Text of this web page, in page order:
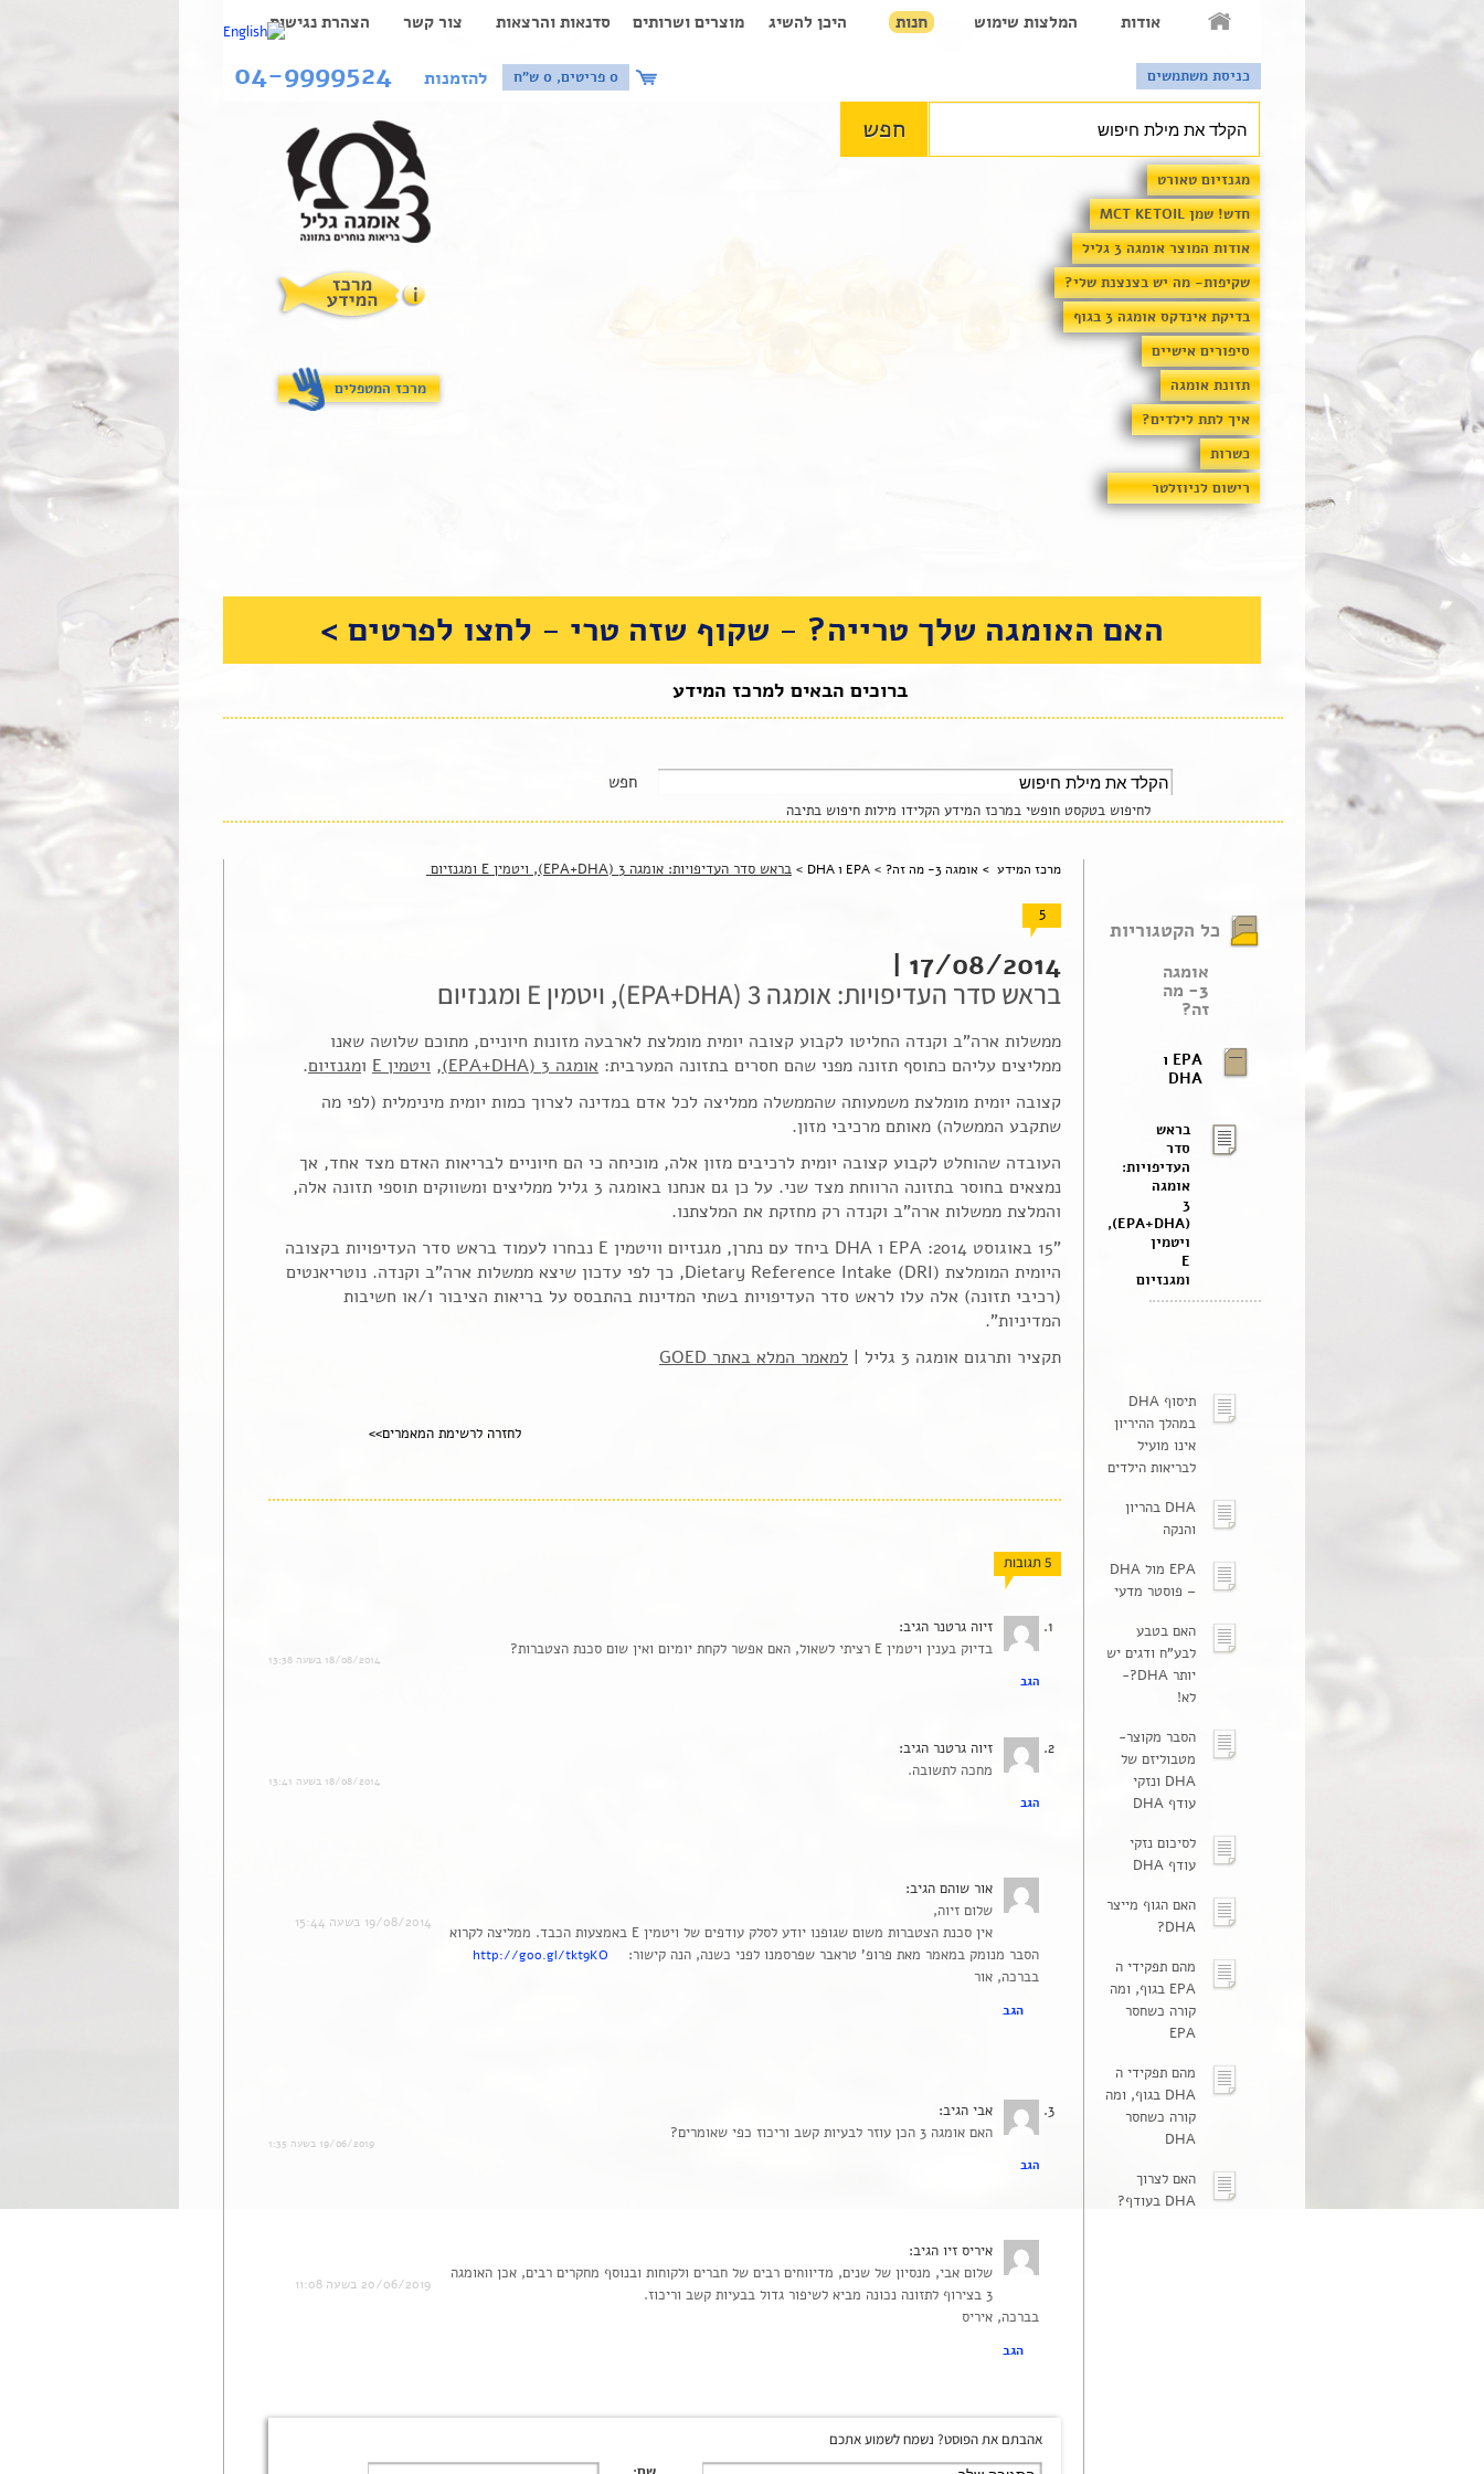
אודות המלצות שימוש חנות היכן להשיג מוצרים ושרותים סדנאות והרצאות צור קשר הצהרת נגישות
כניסת משתמשים 0 פריטים, 0 ש"ח להזמנות 04-9999524
מגנזיום טאורט
חדש! שמן MCT KETOIL
אודות המוצר אומגה 3 גליל
שקיפות- מה יש בצנצנת שלי?
בדיקת אינדקס אומגה 3 בגוף
סיפורים אישיים
תזונת אומגה
איך לתת לילדים?
כשרות
רישום לניוזלטר
מרכז המטפלים
האם האומגה שלך טרייה? - שקוף שזה טרי - לחצו לפרטים >
ברוכים הבאים למרכז המידע
לחיפוש בטקסט חופשי במרכז המידע הקלידו מילות חיפוש בתיבה
כל הקטגוריות
אומגה
3- מה
זה?
EPA ו
DHA
בראש
סדר
העדיפויות:
אומגה
3
(EPA+DHA),
ויטמין
E
ומגנזיום
תיסוף DHA
במהלך ההיריון
אינו מועיל
לבריאות הילדים
DHA בהריון
והנקה
EPA מול DHA
– פוסטר מדעי
האם בטבע
לבע"ח ודגים יש
יותר DHA?-
לא!
הסבר מקוצר-
מטבוליזם של
DHA ונזקי
עודף DHA
לסיכום נזקי
עודף DHA
האם הגוף מייצר
DHA?
מהם תפקידי ה
EPA בגוף, ומה
קורה כשחסר
EPA
מהם תפקידי ה
DHA בגוף, ומה
קורה כשחסר
DHA
האם לצרוך
DHA בעודף?
מרכז המידע > אומגה 3- מה זה? > EPA ו DHA > בראש סדר העדיפויות: אומגה 3 (EPA+DHA), ויטמין E ומגנזיום
5
17/08/2014 |
בראש סדר העדיפויות: אומגה 3 (EPA+DHA), ויטמין E ומגנזיום
ממשלות ארה"ב וקנדה החליטו לקבוע קצובה יומית מומלצת לארבעה מזונות חיוניים, מתוכם שלושה שאנו
ממליצים עליהם כתוסף תזונה מפני שהם חסרים בתזונה המערבית: אומגה 3 (EPA+DHA) , ויטמין E ומגנזיום.
קצובה יומית מומלצת משמעותה שהממשלה ממליצה לכל אדם במדינה לצרוך כמות יומית מינימלית (לפי מה
שתקבע הממשלה) מאותם מרכיבי מזון.
העובדה שהוחלט לקבוע קצובה יומית לרכיבים מזון אלה, מוכיחה כי הם חיוניים לבריאות האדם מצד אחד, אך
נמצאים בחוסר בתזונה הרווחת מצד שני. על כן גם אנחנו באומגה 3 גליל ממליצים ומשווקים תוספי תזונה אלה,
והמלצת ממשלות ארה"ב וקנדה רק מחזקת את המלצתנו.
"15 באוגוסט 2014: EPA ו DHA ביחד עם נתרן, מגנזיום וויטמין E נבחרו לעמוד בראש סדר העדיפויות בקצובה
היומית המומלצת Dietary Reference Intake (DRI), כך לפי עדכון שיצא ממשלות ארה"ב וקנדה. נוטריאנטים
(רכיבי תזונה) אלה עלו לראש סדר העדיפויות בשתי המדינות בהתבסס על בריאות הציבור ו/או חשיבות
המדיניות".
תקציר ותרגום אומגה 3 גליל |
למאמר המלא באתר GOED
לחזרה לרשימת המאמרים>>
5 תגובות
זיוה גרטנר הגיב:
18/08/2014 בשעה 13:38
בדיוק בענין ויטמין E רציתי לשאול, האם אפשר לקחת יומיום ואין שום סכנת הצטברות?
הגב
זיוה גרטנר הגיב:
18/08/2014 בשעה 13:41
מחכה לתשובה.
הגב
אור שוהם הגיב:
19/08/2014 בשעה 15:44
שלום זיוה,
אין סכנת הצטברות משום שגופנו יודע לסלק עודפים של ויטמין E באמצעות הכבד. ממליצה לקרוא
הסבר מנומק במאמר מאת פרופ' טראבר שפרסמנו לפני כשנה, הנה קישור:
http://goo.gl/tkt9KO
בברכה, אור
הגב
אבי הגיב:
19/06/2019 בשעה 1:35
האם אומגה 3 הכן עוזר לבעיות קשב וריכוז כפי שאומרים?
הגב
איריס זיו הגיב:
20/06/2019 בשעה 11:08
שלום אבי, מנסיון של שנים, מדיווחים רבים של חברים ולקוחות ובנוסף מחקרים רבים, אכן האומגה
3 בצירוף לתזונה נכונה מביא לשיפור גדול בבעיות קשב וריכוז.
בברכה, איריס
הגב
אהבתם את הפוסט? נשמח לשמוע אתכם